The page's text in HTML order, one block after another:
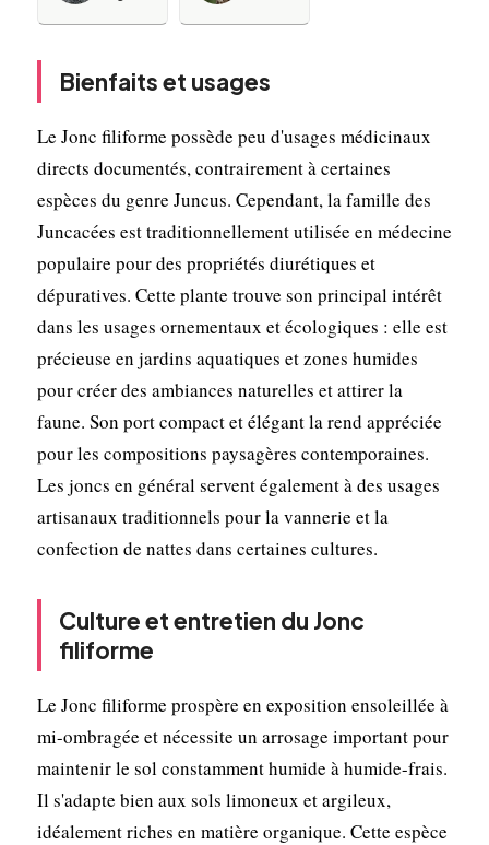
Bienfaits et usages
Le Jonc filiforme possède peu d'usages médicinaux
directs documentés, contrairement à certaines
espèces du genre Juncus. Cependant, la famille des
Juncacées est traditionnellement utilisée en médecine
populaire pour des propriétés diurétiques et
dépuratives. Cette plante trouve son principal intérêt
dans les usages ornementaux et écologiques : elle est
précieuse en jardins aquatiques et zones humides
pour créer des ambiances naturelles et attirer la
faune. Son port compact et élégant la rend appréciée
pour les compositions paysagères contemporaines.
Les joncs en général servent également à des usages
artisanaux traditionnels pour la vannerie et la
confection de nattes dans certaines cultures.
Culture et entretien du Jonc
filiforme
Le Jonc filiforme prospère en exposition ensoleillée à
mi-ombragée et nécessite un arrosage important pour
maintenir le sol constamment humide à humide-frais.
Il s'adapte bien aux sols limoneux et argileux,
idéalement riches en matière organique. Cette espèce